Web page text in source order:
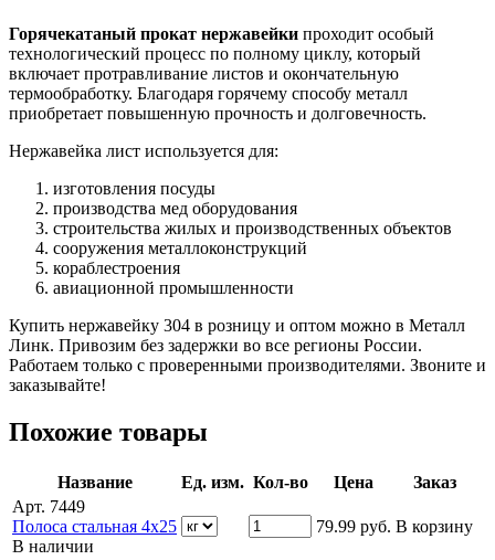
Горячекатаный прокат нержавейки проходит особый
технологический процесс по полному циклу, который
включает протравливание листов и окончательную
термообработку. Благодаря горячему способу металл
приобретает повышенную прочность и долговечность.
Нержавейка лист используется для:
изготовления посуды
производства мед оборудования
строительства жилых и производственных объектов
сооружения металлоконструкций
кораблестроения
авиационной промышленности
Купить нержавейку 304 в розницу и оптом можно в Металл
Линк. Привозим без задержки во все регионы России.
Работаем только с проверенными производителями. Звоните и
заказывайте!
Похожие товары
Название Ед. изм. Кол-во Цена
Заказ
Арт. 7449
Полоса стальная 4х25
В наличии
79.99 руб. В корзину